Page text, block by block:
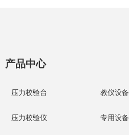
产品中心
压力校验台
压力校验仪
教仪设备
专用设备